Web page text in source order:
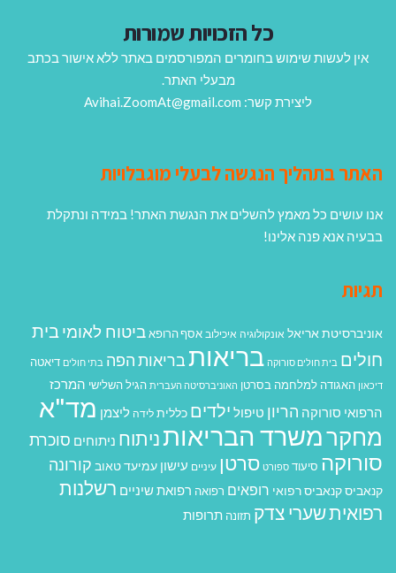
כל הזכויות שמורות
אין לעשות שימוש בחומרים המפורסמים באתר ללא אישור בכתב
מבעלי האתר.
ליצירת קשר: Avihai.ZoomAt@gmail.com
האתר בתהליך הנגשה לבעלי מוגבלויות
אנו עושים כל מאמץ להשלים את הנגשת האתר! במידה ונתקלת
בבעיה אנא פנה אלינו!
תגיות
אוניברסיטת אריאל אונקולוגיה איכילוב אסף הרופא ביטוח לאומיבית
חולים בית חולים סורוקה בריאותבריאות הפה בתי חולים דיאטה
דיכאון האגודה למלחמה בסרטן האוניברסיטה העברית הגיל השלישי המרכז
הרפואי סורוקה הריון טיפול ילדים כללית לידה ליצמן מד"א
מחקרמשרד הבריאותניתוח ניתוחים סוכרת
סורוקה סיעוד ספורט סרטן עיניים עישון עמיעד טאוב קורונה
קנאביסקנאביס רפואי רופאים רפואה רפואת שיניים רשלנות
רפואיתשערי צדק תזונה תרופות